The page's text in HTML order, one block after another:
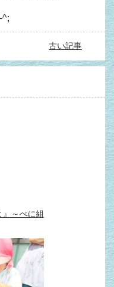
^;
古い記事
』～べに組